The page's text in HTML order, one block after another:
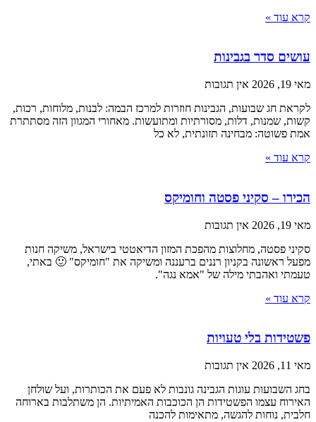
קרא עוד »
עושים סדר בגבינות
מאי 19, 2026
אין תגובות
לקראת חג שבועות, הגבינות חוזרות למרכז הבמה: לבנות, מלוחות, רכות,
קשות, שמנות, דלות, מסורתיות ומתועשות. מאחורי המגוון הזה מסתתרת
אמת פשוטה: מבחינה תזונתית, לא כל
קרא עוד »
הכירו – סקיני פסטה וחומיקס
מאי 19, 2026
אין תגובות
סקיני פסטה, מחלוצות מהפכת המזון הדיאטטי בישראל, משיקה חנות
מפעל ראשונה בקניון רננים ברעננה ומשיקה את "חומיקס" 🙂 באתי,
טעמתי ואהבתי מילה של "אמא נגה".
קרא עוד »
פשטידות בלי טעויות
מאי 11, 2026
אין תגובות
בחג השבועות עוגות הגבינה גונבות לא פעם את הכותרות, ועל שולחן
האירוח עצמו הפשטידות הן הכוכבות האמיתיות. הן משתלבות בארוחה
חלבית, נוחות להגשה, מתאימות להכנה